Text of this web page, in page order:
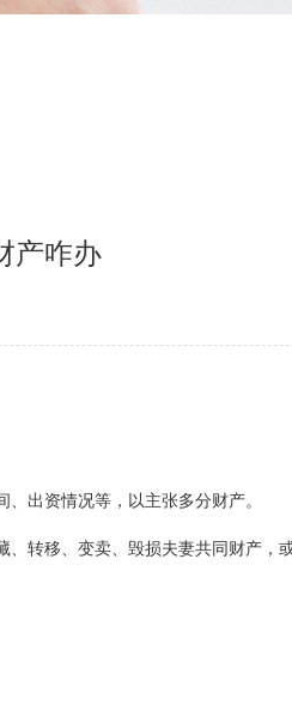
产咋办
出资情况等，以主张多分财产。
转移、变卖、毁损夫妻共同财产，